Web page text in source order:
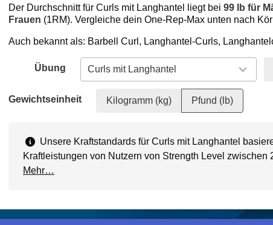
Der Durchschnitt für Curls mit Langhantel liegt bei 99 lb für
Frauen (1RM). Vergleiche dein One-Rep-Max unten nach
Auch bekannt als: Barbell Curl, Langhantel-Curls,
Übung
Gewichtseinheit Kilogramm (kg) Pfund (lb)
Unsere Kraftstandards für Curls mit Langhantel
Kraftleistungen von Nutzern von Strength Level zwischen
Mehr…